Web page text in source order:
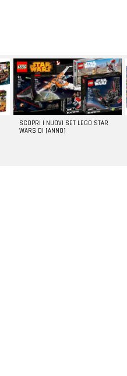
SCOPRI I NUOVI SET LEGO STAR
WARS DI [ANNO]